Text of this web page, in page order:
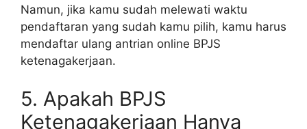
Namun, jika kamu sudah melewati waktu
pendaftaran yang sudah kamu pilih, kamu harus
mendaftar ulang antrian online BPJS
ketenagakerjaan.
5. Apakah BPJS
Ketenagakerjaan Hanya